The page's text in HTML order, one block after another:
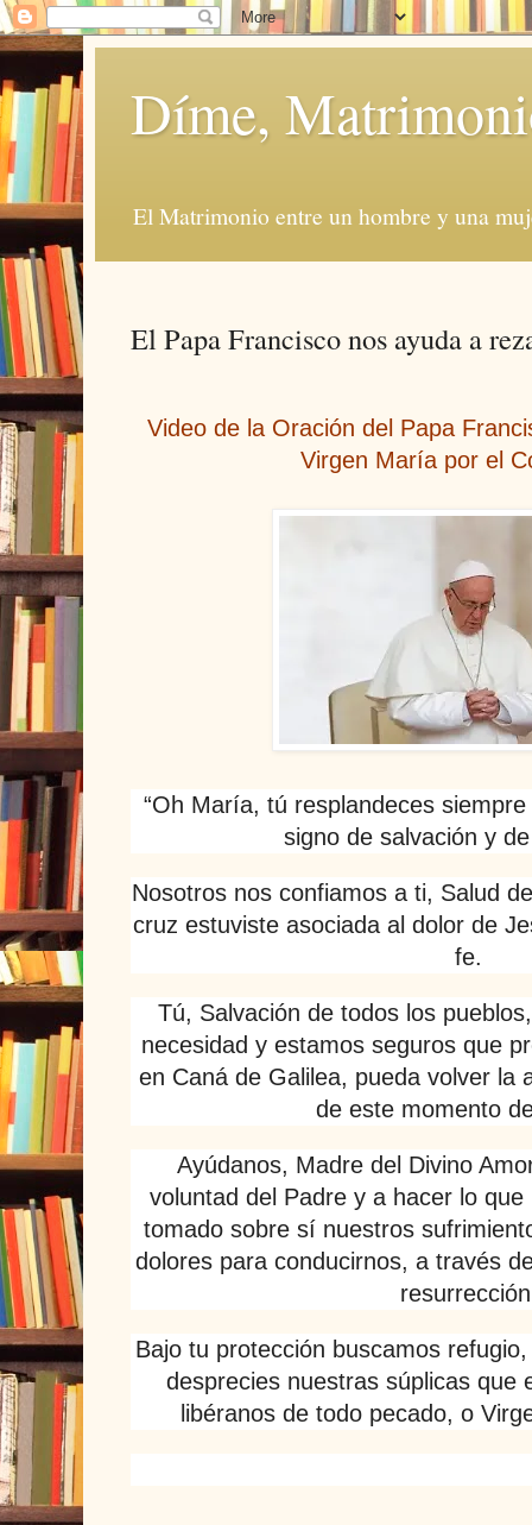
Díme,
El Matrimonio entre un hombre y una
El Papa Francisco nos ayuda a
Video de la Oración del Papa
Virgen María por el
“Oh María, tú resplandeces
signo de salvación y
Nosotros nos confiamos a ti, Salud
cruz estuviste asociada al dolor de
fe.
Tú, Salvación de todos los
necesidad y estamos seguros que
en Caná de Galilea, pueda volver la
de este momento
Ayúdanos, Madre del Divino
voluntad del Padre y a hacer lo
tomado sobre sí nuestros
dolores para conducirnos, a través
Bajo tu protección buscamos
desprecies nuestras súplicas que
libéranos de todo pecado, o